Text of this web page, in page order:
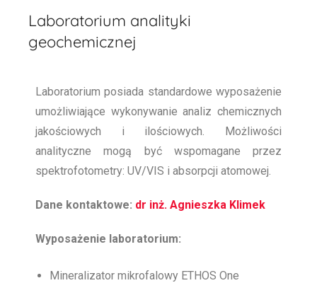
Geochemii
Laboratorium analityki
geochemicznej
Laboratorium posiada standardowe wyposażenie
umożliwiające wykonywanie analiz chemicznych
jakościowych i ilościowych. Możliwości
analityczne mogą być wspomagane przez
spektrofotometry: UV/VIS i absorpcji atomowej.
Dane kontaktowe: dr inż. Agnieszka Klimek
Wyposażenie laboratorium:
Mineralizator mikrofalowy ETHOS One